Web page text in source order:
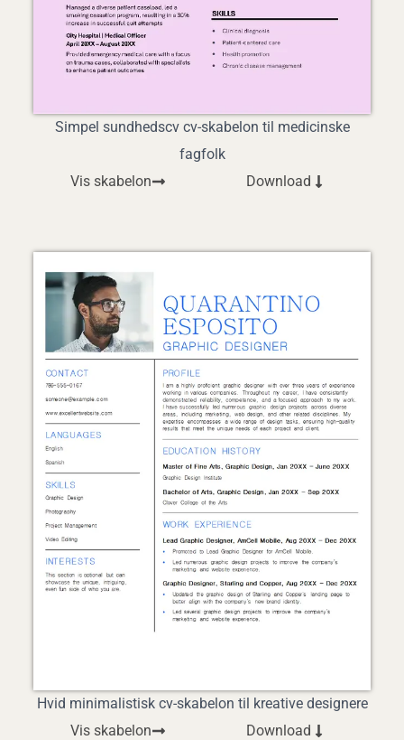
Simpel sundhedscv cv-skabelon til medicinske
fagfolk
Vis skabelon
Download
Hvid minimalistisk cv-skabelon til kreative designere
Vis skabelon
Download